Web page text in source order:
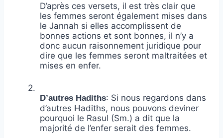
D’après ces versets, il est très clair que
les femmes seront également mises dans
le Jannah si elles accomplissent de
bonnes actions et sont bonnes, il n’y a
donc aucun raisonnement juridique pour
dire que les femmes seront maltraitées et
mises en enfer.
2.
D’autres Hadiths: Si nous regardons dans
d’autres Hadiths, nous pouvons deviner
pourquoi le Rasul (Sm.) a dit que la
majorité de l’enfer serait des femmes.